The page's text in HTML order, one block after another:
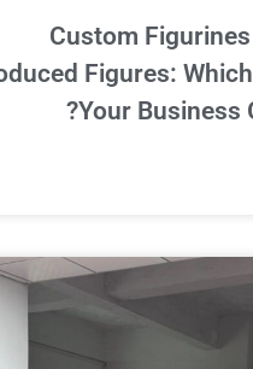
Custom
Figures:
Your Business